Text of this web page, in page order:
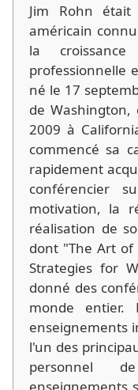
Jim Rohn
américain
la
professionnelle
né le 17
de
2009 à
commencé sa
rapidement
conférencier
motivation, la
réalisation de
dont "The Art of
Strategies for
donné des
monde
enseignements
l'un des
personnel
enseignements